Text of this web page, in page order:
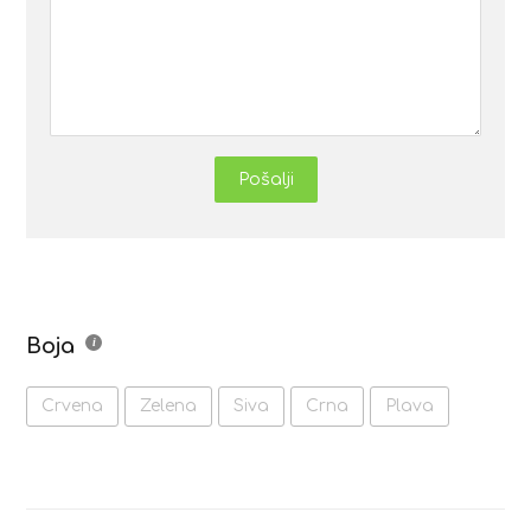
Pošalji
Boja
Crvena Zelena Siva Crna Plava